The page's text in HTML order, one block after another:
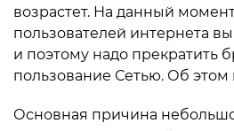
возрастет. На данный
пользователей интернета
и поэтому надо прекратить
пользование Сетью. Об этом
Основная причина